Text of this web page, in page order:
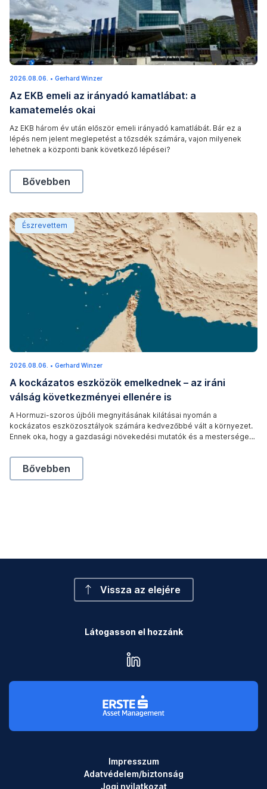
)
P
a
u
S
e
r
i
2026.08.06.
2
2
6
.
.
0
6
• Gerhard Winzer
Az EKB emeli az irányadó kamatlábat: a
kamatemelés okai
Az EKB három év után először emeli irányadó kamatlábát. Bár ez a
lépés nem jelent meglepetést a tőzsdék számára, vajon milyenek
lehetnek a központi bank következő lépései?
Az EKB emeli az irányadó kamatlábat: a
Bővebben
Észrevettem
A kockázatos eszközök emelkednek – az iráni válság
2026.08.06.
2
2
6
.
0
6
• Gerhard Winzer
A kockázatos eszközök emelkednek – az iráni
válság következményei ellenére is
A Hormuzi-szoros újbóli megnyitásának kilátásai nyomán a
kockázatos eszközosztályok számára kedvezőbbé vált a környezet.
Ennek oka, hogy a gazdasági növekedési mutatók és a mesterséges
utalnak. A tárgyalások sikeres kimenetele azonban még nem valósult
meg, és az iráni válság következményeit is figyelembe kell venni.
A kockázatos eszközök emelkednek – az iráni
Bővebben
Vissza az elejére
Látogasson el hozzánk
linkedin
Impresszum
Adatvédelem/biztonság
Jogi nyilatkozat